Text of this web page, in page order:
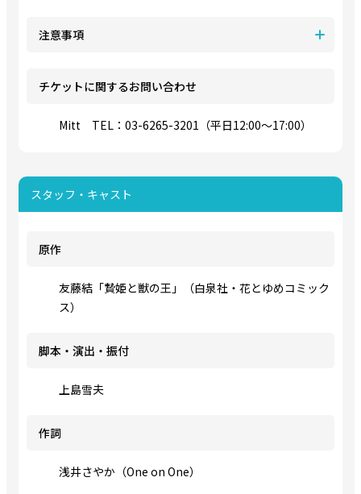
注意事項
チケットに関するお問い合わせ
Mitt TEL：03-6265-3201（平日12:00～17:00）
スタッフ・キャスト
原作
友藤結「贄姫と獣の王」（白泉社・花とゆめコミック
ス）
脚本・演出・振付
上島雪夫
作詞
浅井さやか（One on One）